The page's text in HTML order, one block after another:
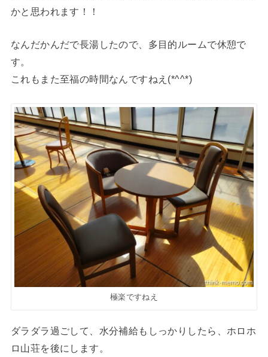
かと思われます！！
なんだかんだで長湯したので、多目的ルームで休憩で
す。
これもまた至福の時間なんですねえ(*^^*)
極楽ですねえ
ダラダラ過ごして、水分補給もしっかりしたら、ホロホ
ロ山荘を後にします。